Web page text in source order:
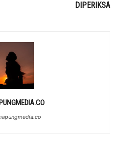
DIPERIKSA